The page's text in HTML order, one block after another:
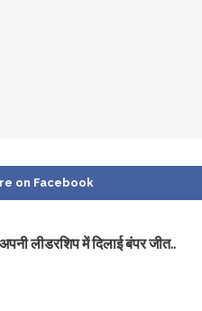
on Facebook
लीडरशिप में दिलाई बंपर जीत..